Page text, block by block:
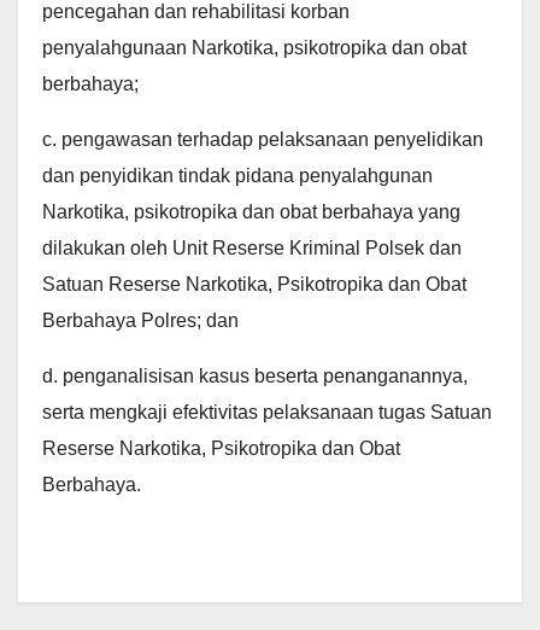
pencegahan dan rehabilitasi korban
penyalahgunaan Narkotika, psikotropika dan obat
berbahaya;
c. pengawasan terhadap pelaksanaan penyelidikan
dan penyidikan tindak pidana penyalahgunan
Narkotika, psikotropika dan obat berbahaya yang
dilakukan oleh Unit Reserse Kriminal Polsek dan
Satuan Reserse Narkotika, Psikotropika dan Obat
Berbahaya Polres; dan
d. penganalisisan kasus beserta penanganannya,
serta mengkaji efektivitas pelaksanaan tugas Satuan
Reserse Narkotika, Psikotropika dan Obat
Berbahaya.